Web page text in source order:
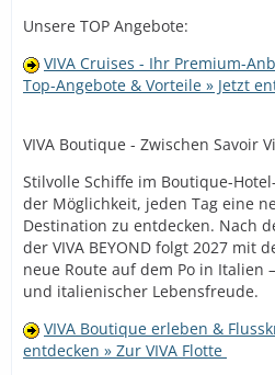
Unsere TOP Angebote:
VIVA Cruises - Ihr Premium-
Top-Angebote & Vorteile » Jetzt
VIVA Boutique - Zwischen Savoir
Stilvolle Schiffe im Boutique-
der Möglichkeit, jeden Tag eine
Destination zu entdecken. Nach
der VIVA BEYOND folgt 2027 mit
neue Route auf dem Po in Italien
und italienischer Lebensfreude.
VIVA Boutique erleben &
entdecken » Zur VIVA Flotte